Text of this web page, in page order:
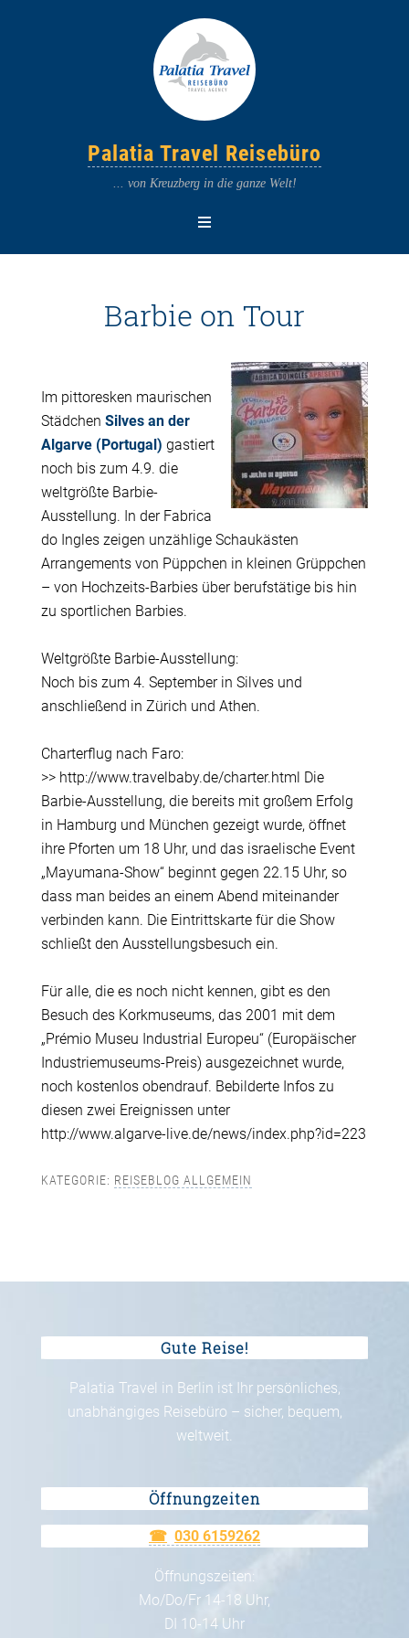
Palatia Travel Reisebüro
... von Kreuzberg in die ganze Welt!
Barbie on Tour
Im pittoresken maurischen
Städchen Silves an der
Algarve (Portugal) gastiert
noch bis zum 4.9. die
weltgrößte Barbie-
Ausstellung. In der Fabrica
do Ingles zeigen unzählige Schaukästen
Arrangements von Püppchen in kleinen Grüppchen
– von Hochzeits-Barbies über berufstätige bis hin
zu sportlichen Barbies.
Weltgrößte Barbie-Ausstellung:
Noch bis zum 4. September in Silves und
anschließend in Zürich und Athen.
Charterflug nach Faro:
>> http://www.travelbaby.de/charter.html Die
Barbie-Ausstellung, die bereits mit großem Erfolg
in Hamburg und München gezeigt wurde, öffnet
ihre Pforten um 18 Uhr, und das israelische Event
„Mayumana-Show“ beginnt gegen 22.15 Uhr, so
dass man beides an einem Abend miteinander
verbinden kann. Die Eintrittskarte für die Show
schließt den Ausstellungsbesuch ein.
Für alle, die es noch nicht kennen, gibt es den
Besuch des Korkmuseums, das 2001 mit dem
„Prémio Museu Industrial Europeu“ (Europäischer
Industriemuseums-Preis) ausgezeichnet wurde,
noch kostenlos obendrauf. Bebilderte Infos zu
diesen zwei Ereignissen unter
http://www.algarve-live.de/news/index.php?id=223
KATEGORIE: REISEBLOG ALLGEMEIN
Gute Reise!
Palatia Travel in Berlin ist Ihr persönliches,
unabhängiges Reisebüro – sicher, bequem,
weltweit.
Öffnungzeiten
030 6159262
Öffnungszeiten:
Mo/Do/Fr 14-18 Uhr,
DI 10-14 Uhr